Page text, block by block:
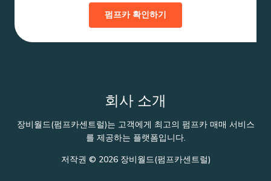
펌프카 확인하기
회사 소개
장비월드(펌프카센트럴)는 고객에게 최고의 펌프카 매매 서비스
를 제공하는 플랫폼입니다.
저작권 © 2026 장비월드(펌프카센트럴)